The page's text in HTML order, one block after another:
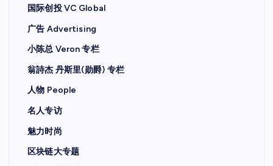
国际创投 VC Global
广告 Advertising
小陈总 Veron 专栏
翁詩杰 丹斯里(勋爵) 专栏
人物 People
名人专访
魅力时尚
区块链大专题